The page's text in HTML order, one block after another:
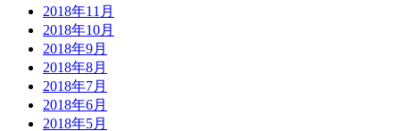
2018年11月
2018年10月
2018年9月
2018年8月
2018年7月
2018年6月
2018年5月